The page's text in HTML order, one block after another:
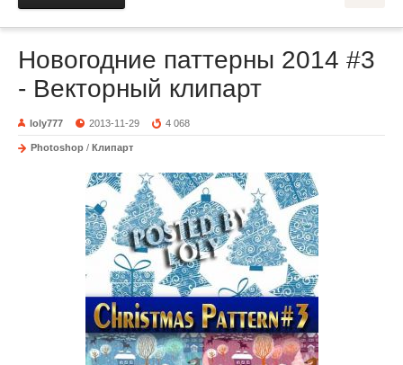
Новогодние паттерны 2014 #3
- Векторный клипарт
loly777 2013-11-29 4 068
Photoshop / Клипарт